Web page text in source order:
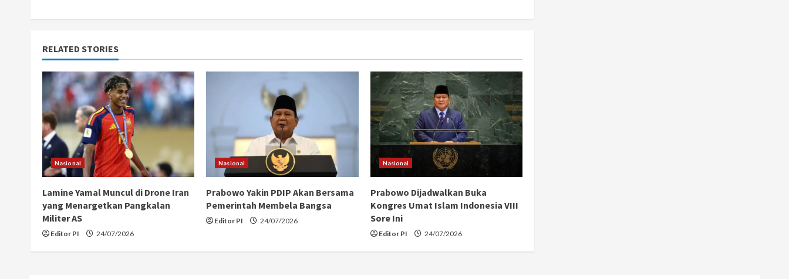
i
n
u
e
R
e
a
d
i
RELATED STORIES
Nasional
Lamine Yamal Muncul di Drone Iran
yang Menargetkan Pangkalan
Militer AS
Editor PI 24/07/2026
Nasional
Prabowo Yakin PDIP Akan Bersama
Pemerintah Membela Bangsa
Editor PI 24/07/2026
Nasional
Prabowo Dijadwalkan Buka
Kongres Umat Islam Indonesia VIII
Sore Ini
Editor PI 24/07/2026